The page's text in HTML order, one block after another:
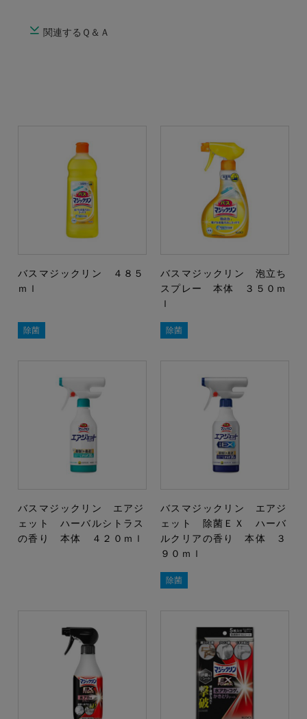
関連するＱ＆Ａ
バスマジックリン ４８５
ｍｌ
除菌
バスマジックリン 泡立ち
スプレー 本体 ３５０ｍ
ｌ
除菌
バスマジックリン エアジ
ェット ハーバルシトラス
の香り 本体 ４２０ｍｌ
バスマジックリン エアジ
ェット 除菌ＥＸ ハーバ
ルクリアの香り 本体 ３
９０ｍｌ
除菌